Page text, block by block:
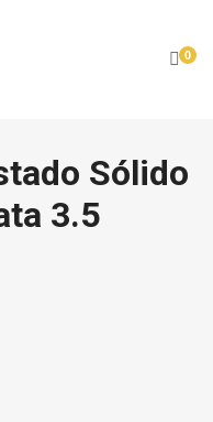
0
Sólido
3.5